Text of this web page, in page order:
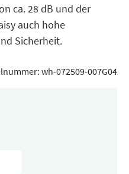
ca. 28 dB und der
auch hohe
Sicherheit.
wh-072509-007G04